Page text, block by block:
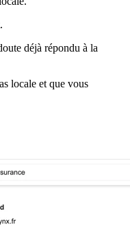
déjà répondu à la
locale et que vous